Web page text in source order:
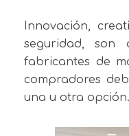
Innovación,
seguridad, son
fabricantes de
compradores
una u otra opción.